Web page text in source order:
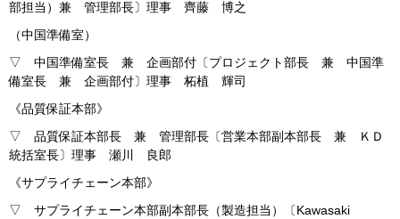
部担当）兼 管理部長〕理事 齊藤 博之
（中国準備室）
▽ 中国準備室長 兼 企画部付〔プロジェクト部長 兼 中国準
備室長 兼 企画部付〕理事 柘植 輝司
《品質保証本部》
▽ 品質保証本部長 兼 管理部長〔営業本部副本部長 兼 ＫＤ
統括室長〕理事 瀬川 良郎
《サプライチェーン本部》
▽ サプライチェーン本部副本部長（製造担当）〔Kawasaki